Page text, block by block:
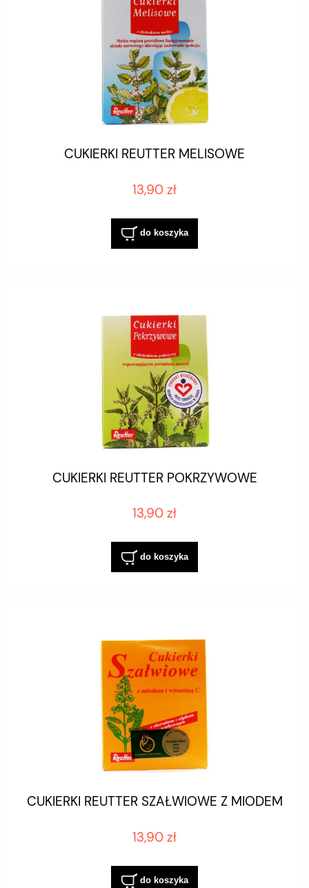
CUKIERKI REUTTER MELISOWE
13,90 zł
do koszyka
CUKIERKI REUTTER POKRZYWOWE
13,90 zł
do koszyka
CUKIERKI REUTTER SZAŁWIOWE Z MIODEM
13,90 zł
do koszyka